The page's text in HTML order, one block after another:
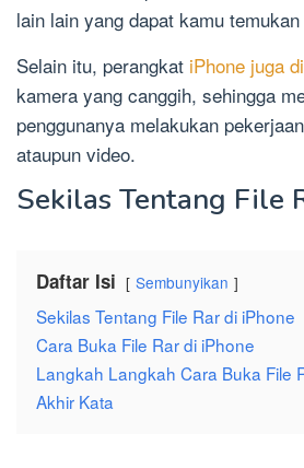
lain lain yang dapat kamu
Selain itu, perangkat iPhone juga
kamera yang canggih, sehingga
penggunanya melakukan
ataupun video.
Sekilas Tentang File
Daftar Isi Sembunyikan
Sekilas Tentang File Rar di iPhone
Cara Buka File Rar di iPhone
Langkah Langkah Cara Buka File
Akhir Kata